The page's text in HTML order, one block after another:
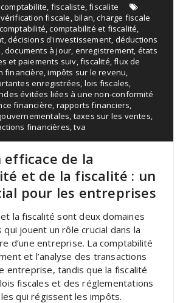
comptabilite fiscaliste ,fiscalite
fiscale ,bilan ,charge fiscale
comptabilité ,comptabilité et fiscalité
,décisions d'investissement déductions
,documents à jour enregistrement états
et paiements suiv ,fiscalité ,flux de
financière ,impôts sur le revenu
enregistrées lois fiscales
évitées liées à une non-conformité
financière rapports financiers
taxes sur les ventes
financières ,tva
efficace de la
et de la fiscalité : un
pour les entreprises
la fiscalité sont deux domaines
jouent un rôle crucial dans la
d’une entreprise. La comptabilité
et l’analyse des transactions
entreprise, tandis que la fiscalité
fiscales et des réglementations
qui régissent les impôts.